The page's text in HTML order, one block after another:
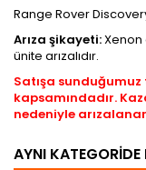
Range Rover
Arıza şikayeti:Xenon
ünite arızalıdır.
Satışa
kapsamındadır.
nedeniyle
AYNI KATEGORIDE